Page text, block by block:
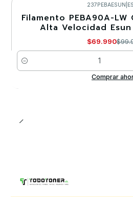
-30%
237PEBAESUN
Filamento PEBA90A-
Alta Velocidad
$69.990
Cantidad
Comprar